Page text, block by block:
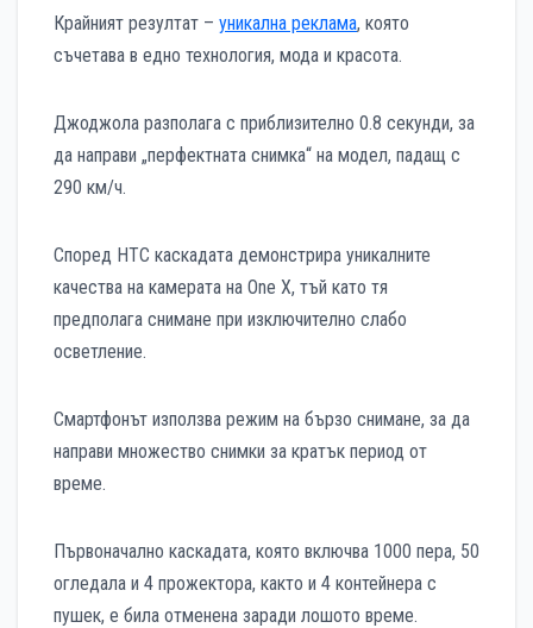
Крайният резултат – уникална реклама, която
съчетава в едно технология, мода и красота.
Джоджола разполага с приблизително 0.8 секунди, за
да направи „перфектната снимка“ на модел, падащ с
290 км/ч.
Според HTC каскадата демонстрира уникалните
качества на камерата на One X, тъй като тя
предполага снимане при изключително слабо
осветление.
Смартфонът използва режим на бързо снимане, за да
направи множество снимки за кратък период от
време.
Първоначално каскадата, която включва 1000 пера, 50
огледала и 4 прожектора, както и 4 контейнера с
пушек, е била отменена заради лошото време.